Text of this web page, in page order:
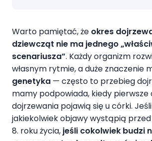
Warto pamiętać, że okres
dziewcząt nie ma jednego
scenariusza”. Każdy organizm
własnym rytmie, a duże znaczenie
genetyka — często to przebieg
mamy podpowiada, kiedy pierwsze
dojrzewania pojawią się u córki.
jakiekolwiek objawy wystąpią
8. roku życia, jeśli cokolwiek budzi